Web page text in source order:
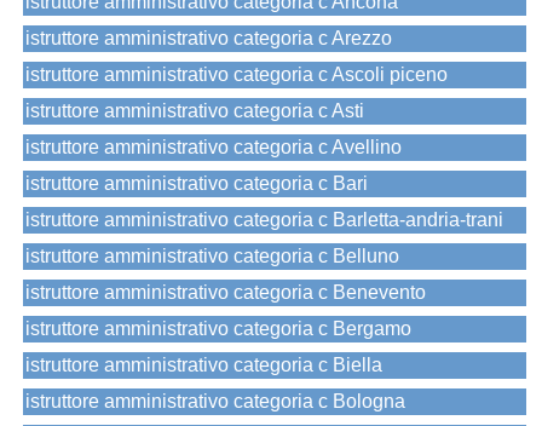
istruttore amministrativo categoria c Arezzo
istruttore amministrativo categoria c Ascoli piceno
istruttore amministrativo categoria c Asti
istruttore amministrativo categoria c Avellino
istruttore amministrativo categoria c Bari
istruttore amministrativo categoria c Barletta-andria-trani
istruttore amministrativo categoria c Belluno
istruttore amministrativo categoria c Benevento
istruttore amministrativo categoria c Bergamo
istruttore amministrativo categoria c Biella
istruttore amministrativo categoria c Bologna